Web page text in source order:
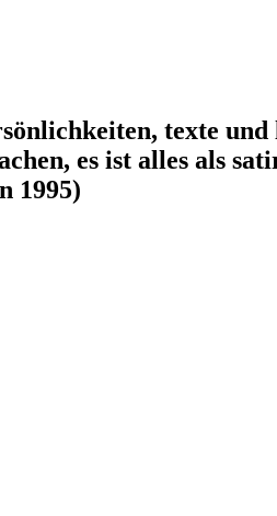
texte und
es ist alles als
1995)